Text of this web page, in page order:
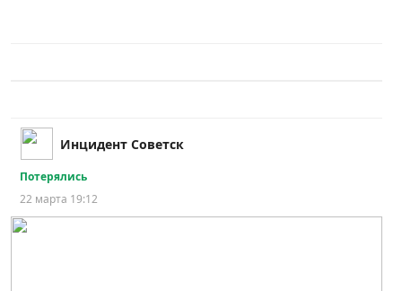
Инцидент Советск
Потерялись
22 марта 19:12